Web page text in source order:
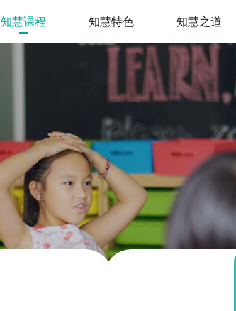
知慧课程 知慧特色 知慧之道